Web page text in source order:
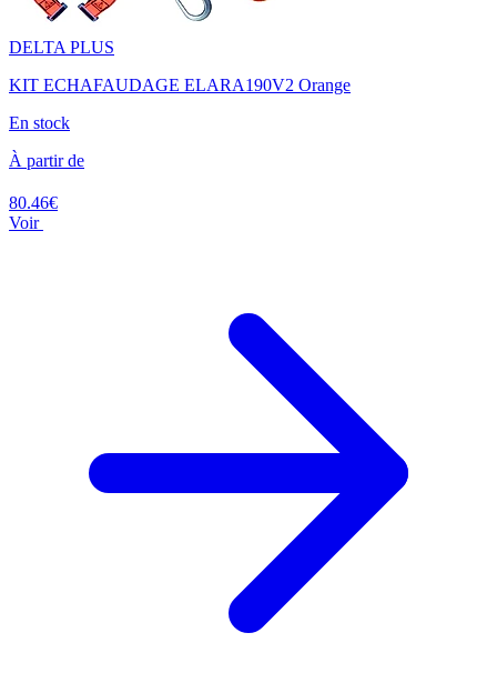
DELTA PLUS
KIT ECHAFAUDAGE ELARA190V2 Orange
En stock
À partir de
80.46€
Voir